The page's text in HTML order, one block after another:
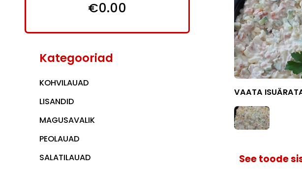
€0.00
Kategooriad
KOHVILAUAD
LISANDID
MAGUSAVALIK
PEOLAUAD
SALATILAUAD
VAATA
See toode